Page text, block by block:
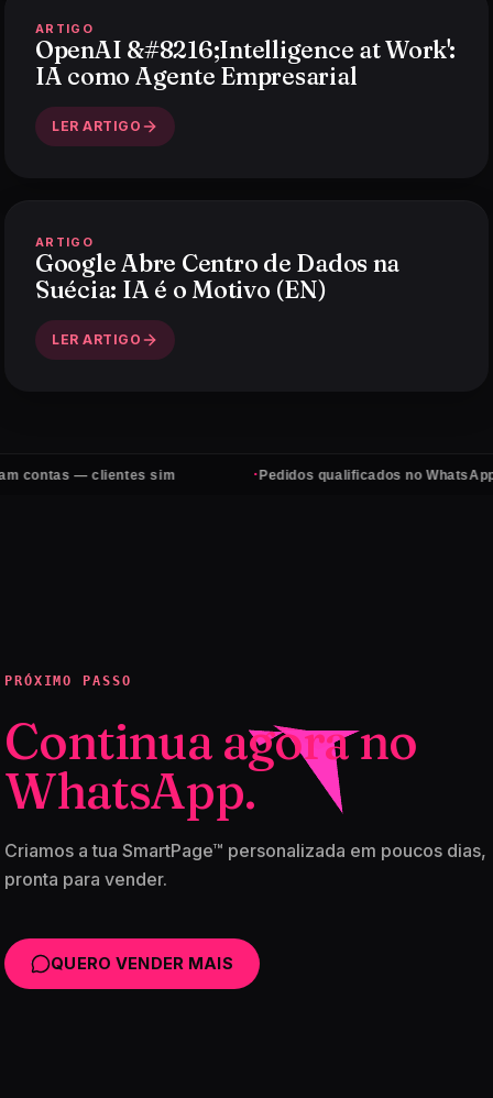
ARTIGO
OpenAI &#8216;Intelligence at Work':
IA como Agente Empresarial
LER ARTIGO
ARTIGO
Google Abre Centro de Dados na
Suécia: IA é o Motivo (EN)
LER ARTIGO
— clientes sim Pedidos qualificados no WhatsApp, todos
PRÓXIMO PASSO
Continua agora no
WhatsApp.
Criamos a tua SmartPage™ personalizada em poucos dias,
pronta para vender.
QUERO VENDER MAIS